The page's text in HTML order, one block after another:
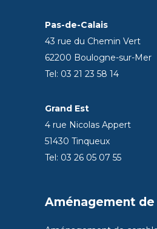
Pas-de-Calais
43 rue du Chemin Vert
62200 Boulogne-sur-Mer
Tel: 03 21 23 58 14
Grand Est
4 rue Nicolas Appert
51430 Tinqueux
Tel: 03 26 05 07 55
Aménagement